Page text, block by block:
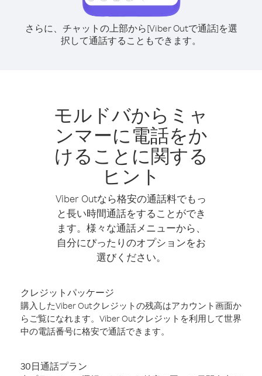
さらに、チャットの上部から[Viber Outで通話]を選
択して通話することもできます。
モルドバからミャ
ンマーに電話をか
けることに関する
ヒント
Viber Outなら格安の通話料でもっ
と長い時間通話をすることができ
ます。様々な通話メニューから、
自分にぴったりのオプションをお
選びください。
クレジットパッケージ
購入したViber Outクレジットの残高はアカウント画面か
らご覧になれます。Viber Outクレジットを利用して世界
中の電話番号に格安で通話できます。
30日通話プラン